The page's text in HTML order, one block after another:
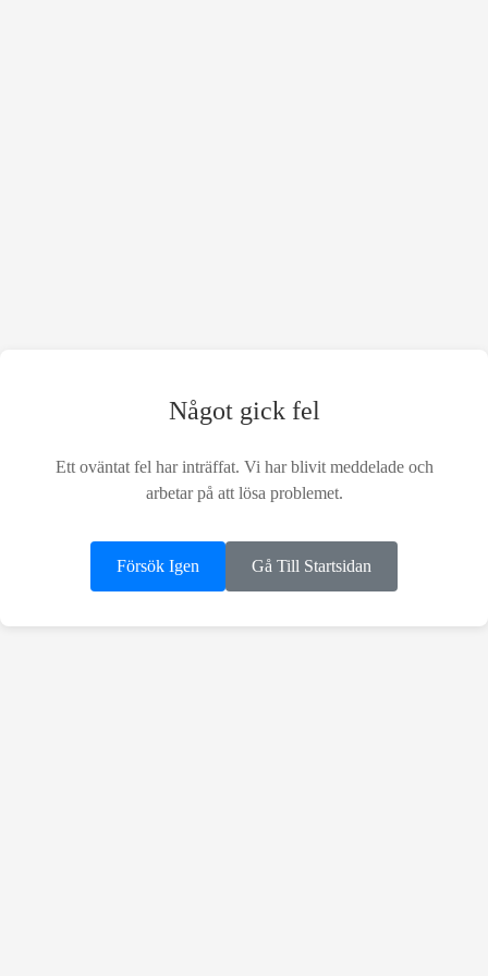
Något gick fel
Ett oväntat fel har inträffat. Vi har blivit meddelade och
arbetar på att lösa problemet.
Försök Igen Gå Till Startsidan